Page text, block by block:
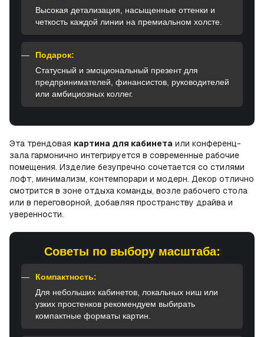
Высокая детализация, насыщенные оттенки и
четкость каждой линии на премиальном холсте.
Подарок:
Статусный и эмоциональный презент для
предпринимателей, финансистов, руководителей
или амбициозных коллег.
Эта трендовая картина для кабинета или конференц-
зала гармонично интегрируется в современные рабочие
помещения. Изделие безупречно сочетается со стилями
лофт, минимализм, контемпорари и модерн. Декор отлично
смотрится в зоне отдыха команды, возле рабочего стола
или в переговорной, добавляя пространству драйва и
уверенности.
Советы по выбору масштаба:
Компактность:
Для небольших кабинетов, локальных ниш или
узких простенков рекомендуем выбирать
компактные форматы картин.